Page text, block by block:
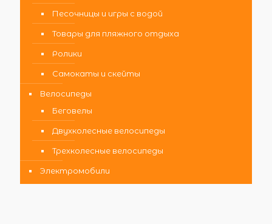
Песочницы и игры с водой
Товары для пляжного отдыха
Ролики
Самокаты и скейты
Велосипеды
Беговелы
Двухколесные велосипеды
Трехколесные велосипеды
Электромобили